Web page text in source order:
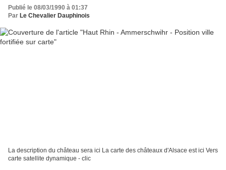
Publié le 08/03/1990 à 01:37
Par Le Chevalier Dauphinois
La description du château sera ici La carte des châteaux d'Alsace est ici Vers
carte satellite dynamique - clic